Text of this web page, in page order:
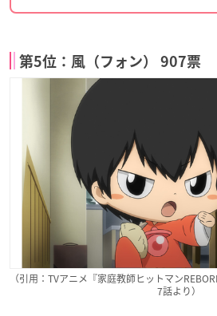
第5位：風（フォン） 907票
（引用：TVアニメ『家庭教師ヒットマン
7話より）